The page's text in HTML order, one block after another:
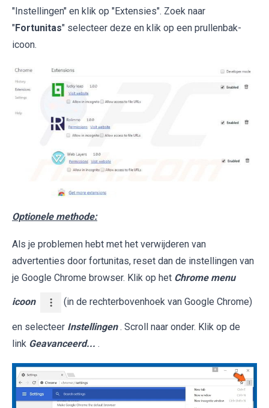
"Instellingen" en klik op "Extensies". Zoek naar
"Fortunitas" selecteer deze en klik op een prullenbak-
icoon.
Optionele methode:
Als je problemen hebt met het verwijderen van
advertenties door fortunitas, reset dan de instellingen van
je Google Chrome browser. Klik op het Chrome menu
icoon (in de rechterbovenhoek van Google Chrome)
en selecteer Instellingen . Scroll naar onder. Klik op de
link Geavanceerd... .